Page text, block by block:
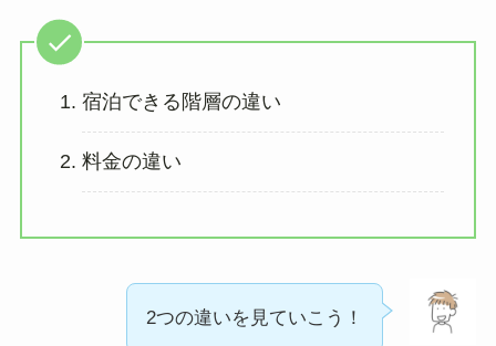
宿泊できる階層の違い
料金の違い
2つの違いを見ていこう！